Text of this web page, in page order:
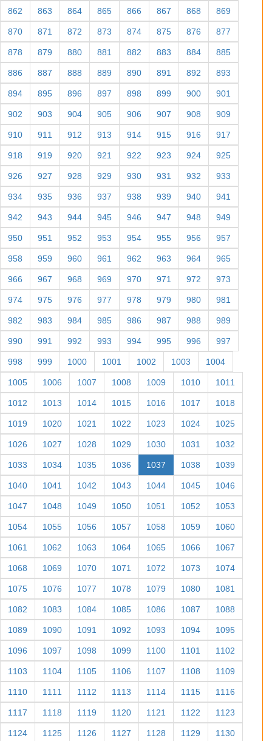
862 863 864 865 866 867 868 869
870 871 872 873 874 875 876 877
878 879 880 881 882 883 884 885
886 887 888 889 890 891 892 893
894 895 896 897 898 899 900 901
902 903 904 905 906 907 908 909
910 911 912 913 914 915 916 917
918 919 920 921 922 923 924 925
926 927 928 929 930 931 932 933
934 935 936 937 938 939 940 941
942 943 944 945 946 947 948 949
950 951 952 953 954 955 956 957
958 959 960 961 962 963 964 965
966 967 968 969 970 971 972 973
974 975 976 977 978 979 980 981
982 983 984 985 986 987 988 989
990 991 992 993 994 995 996 997
998 999 1000 1001 1002 1003 1004
1005 1006 1007 1008 1009 1010 1011
1012 1013 1014 1015 1016 1017 1018
1019 1020 1021 1022 1023 1024 1025
1026 1027 1028 1029 1030 1031 1032
1033 1034 1035 1036 1037 1038 1039
1040 1041 1042 1043 1044 1045 1046
1047 1048 1049 1050 1051 1052 1053
1054 1055 1056 1057 1058 1059 1060
1061 1062 1063 1064 1065 1066 1067
1068 1069 1070 1071 1072 1073 1074
1075 1076 1077 1078 1079 1080 1081
1082 1083 1084 1085 1086 1087 1088
1089 1090 1091 1092 1093 1094 1095
1096 1097 1098 1099 1100 1101 1102
1103 1104 1105 1106 1107 1108 1109
1110 1111 1112 1113 1114 1115 1116
1117 1118 1119 1120 1121 1122 1123
1124 1125 1126 1127 1128 1129 1130